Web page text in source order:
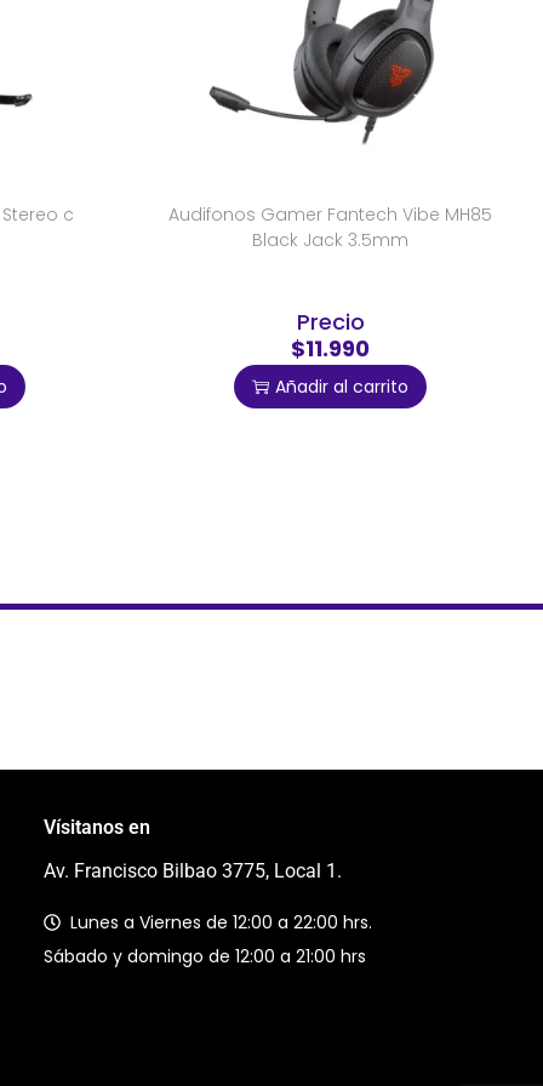
c
Audifonos Gamer Fantech Vibe MH85
Black Jack 3.5mm
Precio
$11.990
Añadir al carrito
Vísitanos en
Av. Francisco Bilbao 3775, Local 1.
Lunes a Viernes de 12:00 a 22:00 hrs.
Sábado y domingo de 12:00 a 21:00 hrs